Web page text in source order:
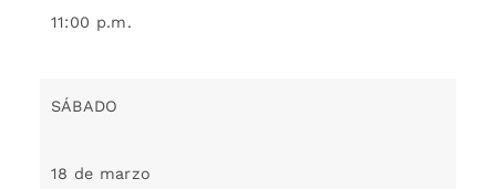
11:00 p.m.
SÁBADO
18 de marzo